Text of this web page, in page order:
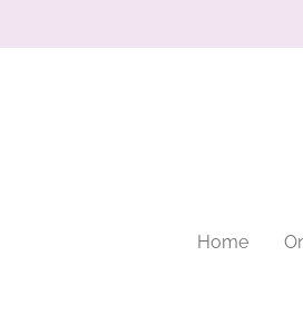
Hauptinhalt
Home